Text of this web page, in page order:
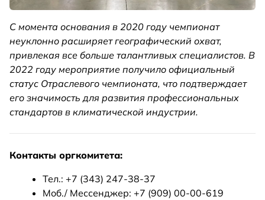
С момента основания в 2020 году чемпионат
неуклонно расширяет географический охват,
привлекая все больше талантливых специалистов. В
2022 году мероприятие получило официальный
статус Отраслевого чемпионата, что подтверждает
его значимость для развития профессиональных
стандартов в климатической индустрии.
Контакты оргкомитета:
Тел.: +7 (343) 247-38-37
Моб./ Мессенджер: +7 (909) 00-00-619